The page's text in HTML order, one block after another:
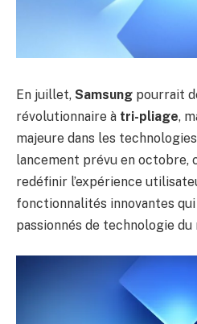
En juillet, Samsung pourrait
révolutionnaire à tri-pliage,
majeure dans les
lancement prévu en octobre,
redéfinir l’expérience
fonctionnalités innovantes
passionnés de technologie du